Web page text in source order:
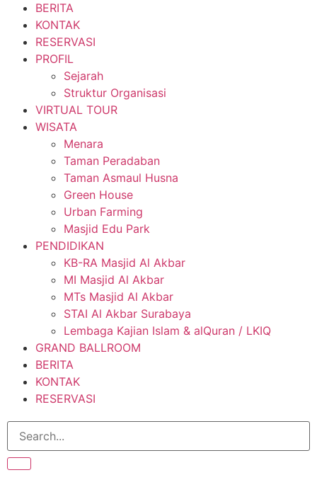
BERITA
KONTAK
RESERVASI
PROFIL
Sejarah
Struktur Organisasi
VIRTUAL TOUR
WISATA
Menara
Taman Peradaban
Taman Asmaul Husna
Green House
Urban Farming
Masjid Edu Park
PENDIDIKAN
KB-RA Masjid Al Akbar
MI Masjid Al Akbar
MTs Masjid Al Akbar
STAI Al Akbar Surabaya
Lembaga Kajian Islam & alQuran / LKIQ
GRAND BALLROOM
BERITA
KONTAK
RESERVASI